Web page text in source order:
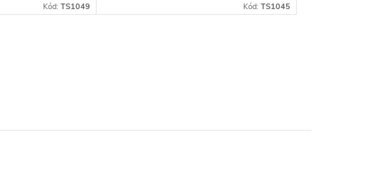
Kód: TS1049 Kód: TS1045